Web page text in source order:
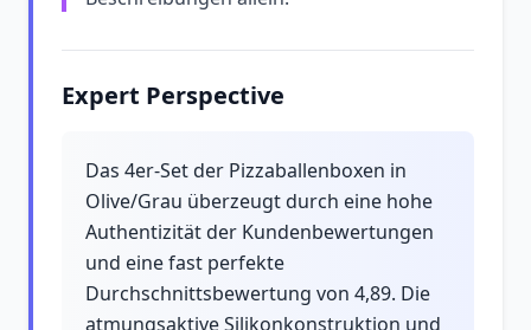
Expert Perspective
Das 4er-Set der Pizzaballenboxen in
Olive/Grau überzeugt durch eine hohe
Authentizität der Kundenbewertungen
und eine fast perfekte
Durchschnittsbewertung von 4,89. Die
atmungsaktive Silikonkonstruktion und